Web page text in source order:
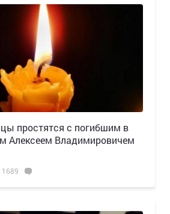
простятся с погибшим в
Алексеем Владимировичем
1689